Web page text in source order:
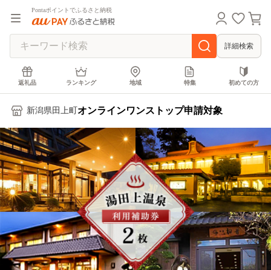
Pontaポイントでふるさと納税
詳細検索
返礼品 ランキング 地域 特集 初めての方
新潟県田上町 オンラインワンストップ申請対象